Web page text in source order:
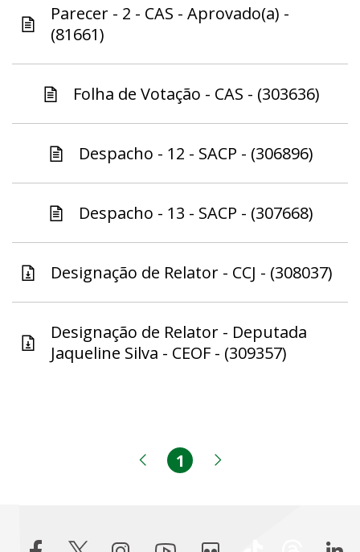
Parecer - 2 - CAS - Aprovado(a) -
(81661)
Folha de Votação - CAS - (303636)
Despacho - 12 - SACP - (306896)
Despacho - 13 - SACP - (307668)
Designação de Relator - CCJ - (308037)
Designação de Relator - Deputada
Jaqueline Silva - CEOF - (309357)
Página anterior
Página
1